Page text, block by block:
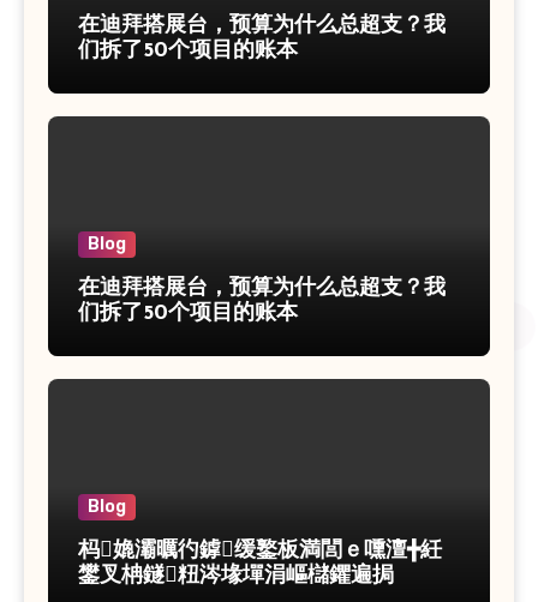
在迪拜搭展台，预算为什么总超支？我
们拆了50个项目的账本
Blog
在迪拜搭展台，预算为什么总超支？我
们拆了50个项目的账本
Blog
杩嫓灞曞彴鎼缓鐜板満閭ｅ嚑澶╋紝
鐢叉柟鐩粈涔堟墠涓嶇櫧鑺遍挶